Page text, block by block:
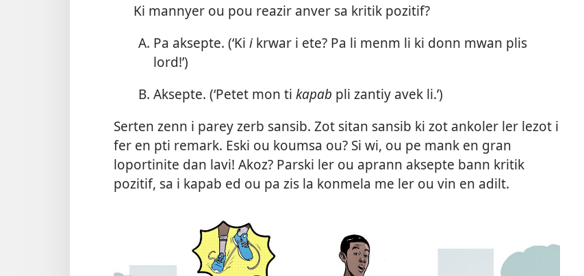
Ki mannyer ou pou reazir anver sa kritik pozitif?
Pa aksepte. (‘Ki ikrwar i ete? Pa li menm li ki donn mwan plis
lord!’)
Aksepte. (‘Petet mon ti kapab pli zantiy avek li.’)
Serten zenn i parey zerb sansib. Zot sitan sansib ki zot ankoler ler lezot i
fer en pti remark. Eski ou koumsa ou? Si wi, ou pe mank en gran
loportinite dan lavi! Akoz? Parski ler ou aprann aksepte bann kritik
pozitif, sa i kapab ed ou pa zis la konmela me ler ou vin en adilt.